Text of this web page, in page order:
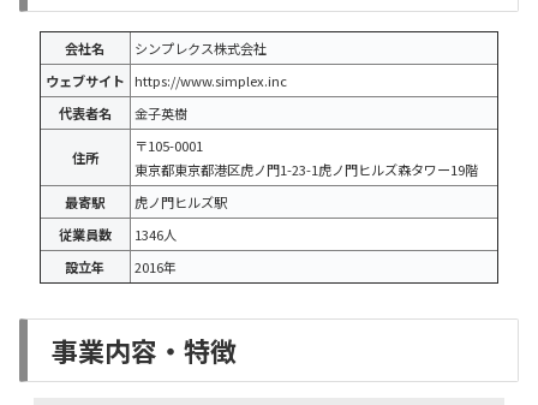
会社名
シンプレクス株式会社
ウェブサイト
https://www.simplex.inc
代表者名
金子英樹
住所
〒105-0001
東京都東京都港区虎ノ門1-23-1虎ノ門ヒルズ森タワー19階
最寄駅
虎ノ門ヒルズ駅
従業員数
1346人
設立年
2016年
事業内容・特徴